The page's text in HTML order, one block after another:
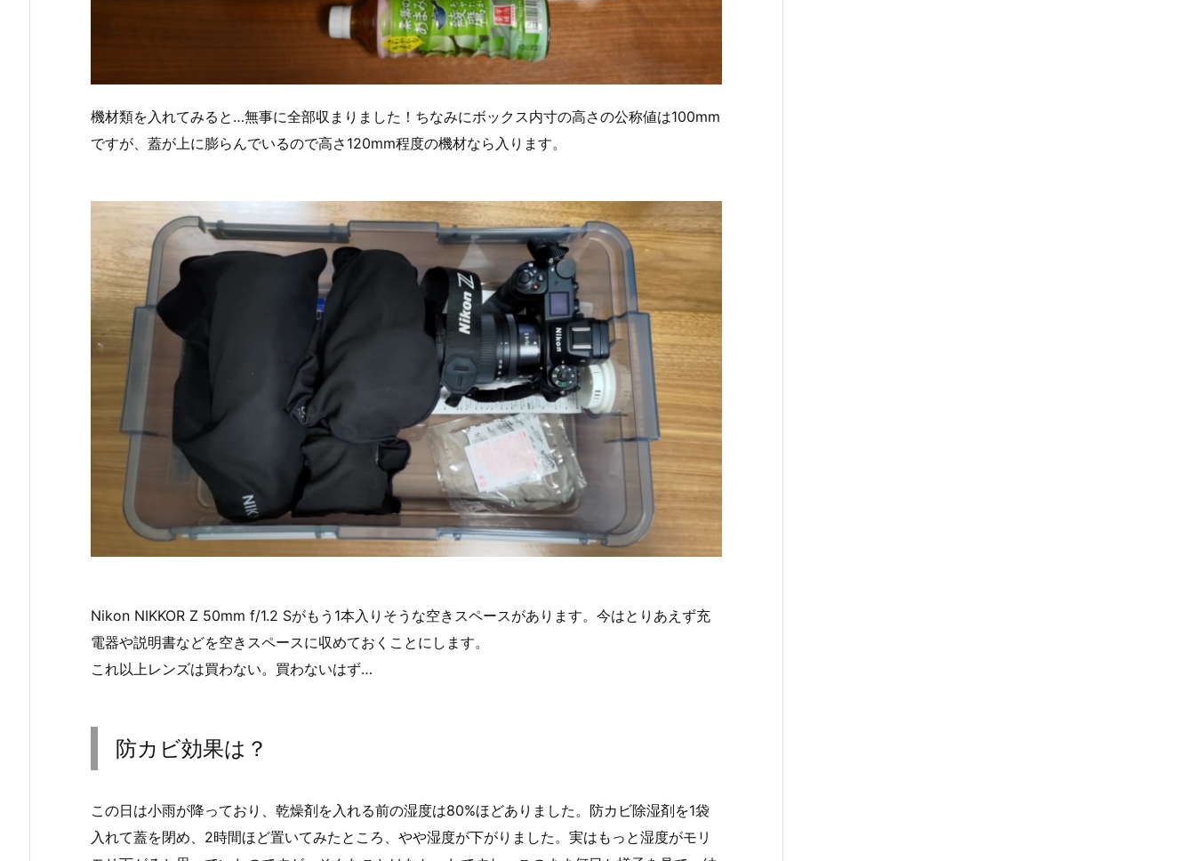
機材類を入れてみると…無事に全部収まりました！ちなみにボックス内寸の高さの公称値は100mm
ですが、蓋が上に膨らんでいるので高さ120mm程度の機材なら入ります。
Nikon NIKKOR Z 50mm f/1.2 Sがもう1本入りそうな空きスペースがあります。今はとりあえず充
電器や説明書などを空きスペースに収めておくことにします。
これ以上レンズは買わない。買わないはず…
防カビ効果は？
この日は小雨が降っており、乾燥剤を入れる前の湿度は80%ほどありました。防カビ除湿剤を1袋
入れて蓋を閉め、2時間ほど置いてみたところ、やや湿度が下がりました。実はもっと湿度がモリ